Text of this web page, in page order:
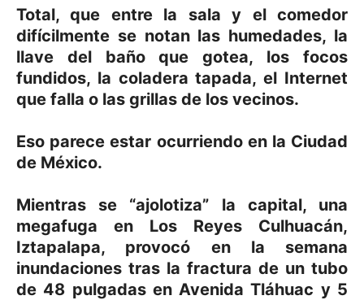
Total, que entre la sala y el comedor
difícilmente se notan las humedades, la
llave del baño que gotea, los focos
fundidos, la coladera tapada, el Internet
que falla o las grillas de los vecinos.
Eso parece estar ocurriendo en la Ciudad
de México.
Mientras se “ajolotiza” la capital, una
megafuga en Los Reyes Culhuacán,
Iztapalapa, provocó en la semana
inundaciones tras la fractura de un tubo
de 48 pulgadas en Avenida Tláhuac y 5